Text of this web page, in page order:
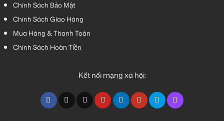
Chính Sách Bảo Mật
Chính Sách Giao Hàng
Mua Hàng & Thanh Toán
Chính Sách Hoàn Tiền
Kết nối mạng xã hội: